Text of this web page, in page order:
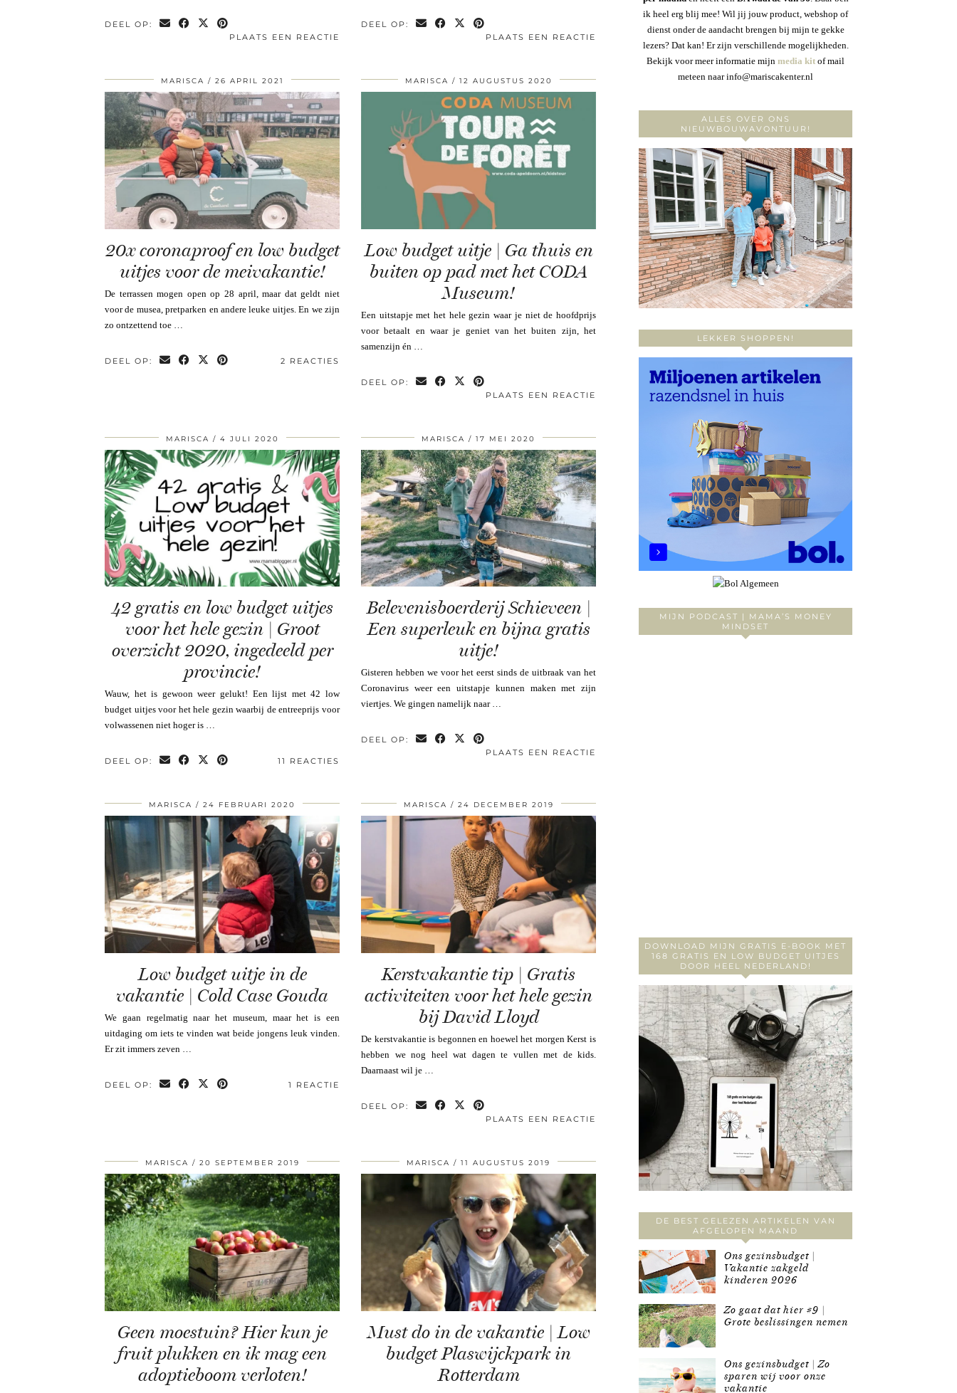
DEEL OP:
PLAATS EEN REACTIE
DEEL OP:
PLAATS EEN REACTIE
MARISCA 26 APRIL 2021
20x coronaproof en low budget
uitjes voor de meivakantie!
De terrassen mogen open op 28 april, maar dat geldt niet
voor de musea, pretparken en andere leuke uitjes. En we zijn
zo ontzettend toe …
DEEL OP: 2 REACTIES
MARISCA 12 AUGUSTUS 2020
Low budget uitje | Ga thuis en
buiten op pad met het CODA
Museum!
Een uitstapje met het hele gezin waar je niet de hoofdprijs
voor betaalt en waar je geniet van het buiten zijn, het
samenzijn én …
DEEL OP:
PLAATS EEN REACTIE
MARISCA 4 JULI 2020
42 gratis en low budget uitjes
voor het hele gezin | Groot
overzicht 2020, ingedeeld per
provincie!
Wauw, het is gewoon weer gelukt! Een lijst met 42 low
budget uitjes voor het hele gezin waarbij de entreeprijs voor
volwassenen niet hoger is …
DEEL OP: 11 REACTIES
MARISCA 17 MEI 2020
Belevenisboerderij Schieveen |
Een superleuk en bijna gratis
uitje!
Gisteren hebben we voor het eerst sinds de uitbraak van het
Coronavirus weer een uitstapje kunnen maken met zijn
viertjes. We gingen namelijk naar …
DEEL OP:
PLAATS EEN REACTIE
MARISCA 24 FEBRUARI 2020
Low budget uitje in de
vakantie | Cold Case Gouda
We gaan regelmatig naar het museum, maar het is een
uitdaging om iets te vinden wat beide jongens leuk vinden.
Er zit immers zeven …
DEEL OP: 1 REACTIE
MARISCA 24 DECEMBER 2019
Kerstvakantie tip | Gratis
activiteiten voor het hele gezin
bij David Lloyd
De kerstvakantie is begonnen en hoewel het morgen Kerst is
hebben we nog heel wat dagen te vullen met de kids.
Daarnaast wil je …
DEEL OP:
PLAATS EEN REACTIE
MARISCA 20 SEPTEMBER 2019
Geen moestuin? Hier kun je
fruit plukken en ik mag een
adoptieboom verloten!
MARISCA 11 AUGUSTUS 2019
Must do in de vakantie | Low
budget Plaswijckpark in
Rotterdam
ik heel erg blij mee! Wil jij jouw product, webshop of
dienst onder de aandacht brengen bij mijn te gekke
lezers? Dat kan! Er zijn verschillende mogelijkheden.
Bekijk voor meer informatie mijn media kit of mail
meteen naar info@mariscakenter.nl
ALLES OVER ONS
NIEUWBOUWAVONTUUR!
LEKKER SHOPPEN!
MIJN PODCAST | MAMA’S MONEY
MINDSET
DOWNLOAD MIJN GRATIS E-BOOK MET
168 GRATIS EN LOW BUDGET UITJES
DOOR HEEL NEDERLAND!
DE BEST GELEZEN ARTIKELEN VAN
AFGELOPEN MAAND
Ons gezinsbudget |
Vakantie zakgeld
kinderen 2026
Zo gaat dat hier #9 |
Grote beslissingen nemen
Ons gezinsbudget | Zo
sparen wij voor onze
vakantie